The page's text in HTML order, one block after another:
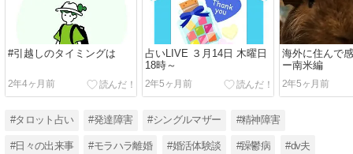
#引越しのタイミングは
2年4ヶ月前
占いLIVE ３月14日 木曜日
18時～
2年5ヶ月前
海外に住んで
ー南米編
2年5ヶ月前
#タロット占い #発達障害 #シングルマザー #精神障害
#日々の出来事 #モラハラ離婚 #婚活体験談 #躁鬱病 #dv夫